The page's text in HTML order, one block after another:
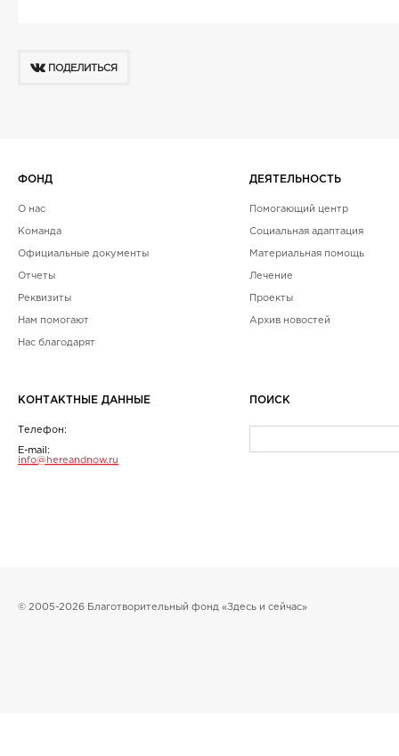
ПОДЕЛИТЬСЯ
ФОНД
О нас
Команда
Официальные документы
Отчеты
Реквизиты
Нам помогают
Нас благодарят
ДЕЯТЕЛЬНОСТЬ
Помогающий центр
Социальная адаптация
Материальная помощь
Лечение
Проекты
Архив новостей
КОНТАКТНЫЕ ДАННЫЕ
Телефон:
E-mail:
info@hereandnow.ru
ПОИСК
© 2005-2026 Благотворительный фонд «Здесь и сейчас»